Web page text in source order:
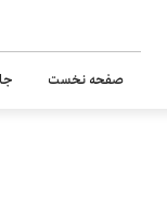
صفحه نخست